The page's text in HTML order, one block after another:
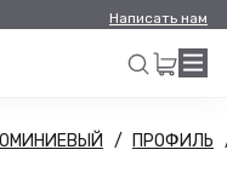
Написать нам
ИскатьПРОФИЛЬ